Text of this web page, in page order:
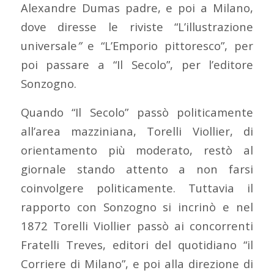
Alexandre Dumas padre, e poi a Milano,
dove diresse le riviste “L’illustrazione
universale”e “L’Emporio pittoresco”, per
poi passare a “Il Secolo”, per l’editore
Sonzogno.
Quando “Il Secolo” passò politicamente
all’area mazziniana, Torelli Viollier, di
orientamento più moderato, restò al
giornale stando attento a non farsi
coinvolgere politicamente. Tuttavia il
rapporto con Sonzogno si incrinò e nel
1872 Torelli Viollier passò ai concorrenti
Fratelli Treves, editori del quotidiano “il
Corriere di Milano”, e poi alla direzione di